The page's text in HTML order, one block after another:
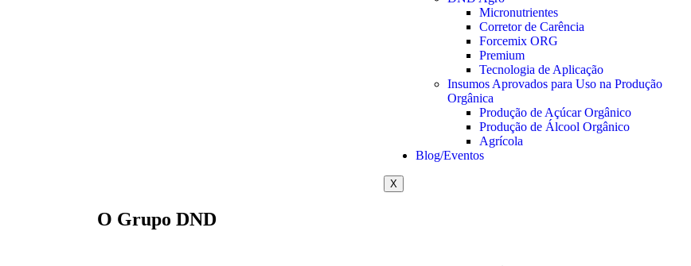
Micronutrientes
Corretor de Carência
Forcemix ORG
Premium
Tecnologia de Aplicação
Insumos Aprovados para Uso na Produção
Orgânica
Produção de Açúcar Orgânico
Produção de Álcool Orgânico
Agrícola
Blog/Eventos
X
Saiba Mais
Responsabilidade com o meio ambiente. Plantas mais saudáveis e nutridas.
Saiba Mais
Saiba MaisO Grupo DND